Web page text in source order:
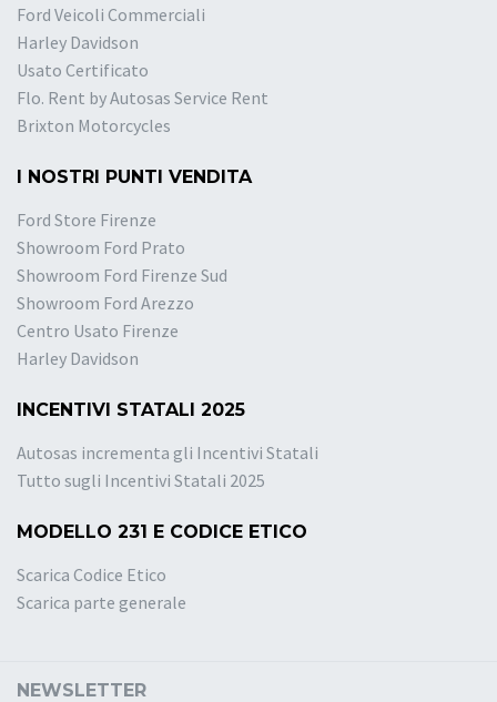
Ford Veicoli Commerciali
Harley Davidson
Usato Certificato
Flo. Rent by Autosas Service Rent
Brixton Motorcycles
I NOSTRI PUNTI VENDITA
Ford Store Firenze
Showroom Ford Prato
Showroom Ford Firenze Sud
Showroom Ford Arezzo
Centro Usato Firenze
Harley Davidson
INCENTIVI STATALI 2025
Autosas incrementa gli Incentivi Statali
Tutto sugli Incentivi Statali 2025
MODELLO 231 E CODICE ETICO
Scarica Codice Etico
Scarica parte generale
NEWSLETTER